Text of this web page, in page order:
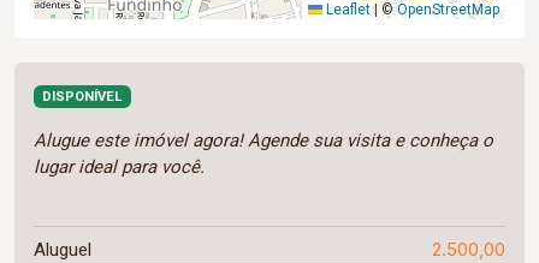
Leaflet |©OpenStreetMap
DISPONÍVEL
Alugue este imóvel agora! Agende sua visita e conheça o
lugar ideal para você.
Aluguel 2.500,00